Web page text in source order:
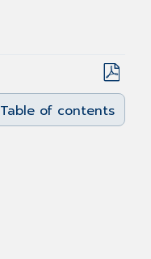
Save
as
PDF
Table of contents